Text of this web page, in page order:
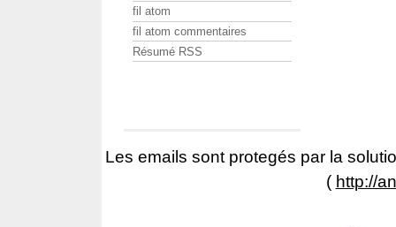
fil atom
fil atom commentaires
Résumé RSS
Les emails sont protegés par la
( http://